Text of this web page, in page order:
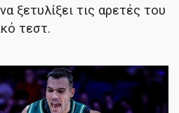
ξετυλίξει τις αρετές του
τεστ.